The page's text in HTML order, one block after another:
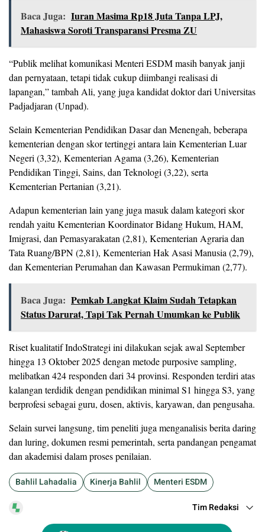
Baca Juga: Iuran Masima Rp18 Juta Tanpa LPJ,
Mahasiswa Soroti Transparansi Presma ZU
“Publik melihat komunikasi Menteri ESDM masih banyak janji
dan pernyataan, tetapi tidak cukup diimbangi realisasi di
lapangan,” tambah Ali, yang juga kandidat doktor dari Universitas
Padjadjaran (Unpad).
Selain Kementerian Pendidikan Dasar dan Menengah, beberapa
kementerian dengan skor tertinggi antara lain Kementerian Luar
Negeri (3,32), Kementerian Agama (3,26), Kementerian
Pendidikan Tinggi, Sains, dan Teknologi (3,22), serta
Kementerian Pertanian (3,21).
Adapun kementerian lain yang juga masuk dalam kategori skor
rendah yaitu Kementerian Koordinator Bidang Hukum, HAM,
Imigrasi, dan Pemasyarakatan (2,81), Kementerian Agraria dan
Tata Ruang/BPN (2,81), Kementerian Hak Asasi Manusia (2,79),
dan Kementerian Perumahan dan Kawasan Permukiman (2,77).
Baca Juga: Pemkab Langkat Klaim Sudah Tetapkan
Status Darurat, Tapi Tak Pernah Umumkan ke Publik
Riset kualitatif IndoStrategi ini dilakukan sejak awal September
hingga 13 Oktober 2025 dengan metode purposive sampling,
melibatkan 424 responden dari 34 provinsi. Responden terdiri atas
kalangan terdidik dengan pendidikan minimal S1 hingga S3, yang
berprofesi sebagai guru, dosen, aktivis, karyawan, dan pengusaha.
Selain survei langsung, tim peneliti juga menganalisis berita daring
dan luring, dokumen resmi pemerintah, serta pandangan pengamat
dan akademisi dalam proses penilaian.
Bahlil Lahadalia Kinerja Bahlil Menteri ESDM
Tim Redaksi